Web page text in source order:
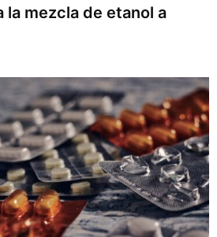
la mezcla de etanol a